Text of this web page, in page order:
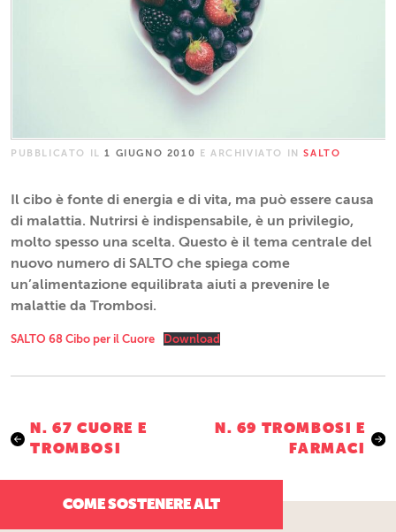
PUBBLICATO IL1 GIUGNO 2010 E ARCHIVIATO INSALTO
Il cibo è fonte di energia e di vita, ma può essere causa
di malattia. Nutrirsi è indispensabile, è un privilegio,
molto spesso una scelta. Questo è il tema centrale del
nuovo numero di SALTO che spiega come
un’alimentazione equilibrata aiuti a prevenire le
malattie da Trombosi.
SALTO 68 Cibo per il Cuore Download
Navigazione
articoli
N. 67 CUORE E
TROMBOSI
N. 69 TROMBOSI E
FARMACI
COME SOSTENERE ALT